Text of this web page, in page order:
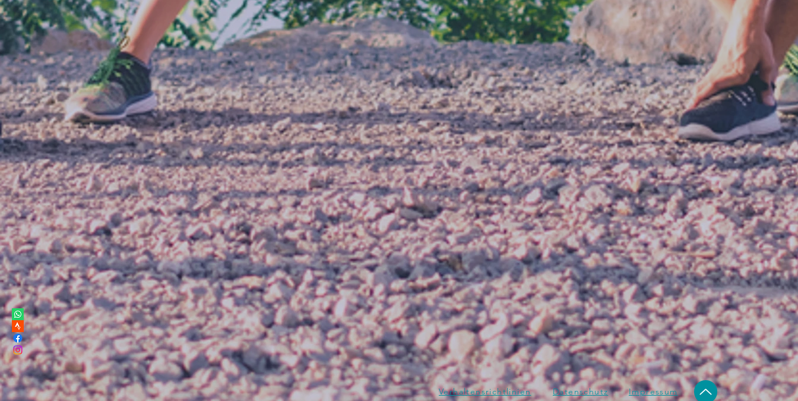
Verhaltensrichtlinien Datenschutz Impressum